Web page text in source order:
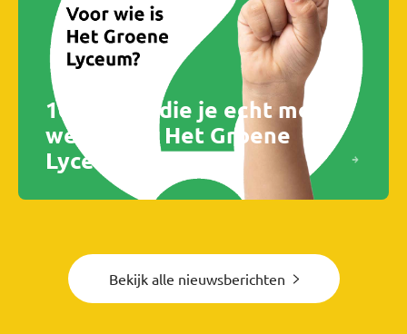
10 Dingen die je echt moet
weten van Het Groene
Lyceum
Bekijk alle nieuwsberichten